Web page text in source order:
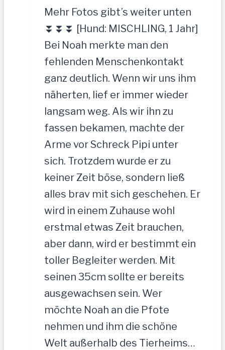
Mehr Fotos gibt’s weiter unten
⏬⏬⏬ [Hund: MISCHLING, 1 Jahr]
Bei Noah merkte man den
fehlenden Menschenkontakt
ganz deutlich. Wenn wir uns ihm
näherten, lief er immer wieder
langsam weg. Als wir ihn zu
fassen bekamen, machte der
Arme vor Schreck Pipi unter
sich. Trotzdem wurde er zu
keiner Zeit böse, sondern ließ
alles brav mit sich geschehen. Er
wird in einem Zuhause wohl
erstmal etwas Zeit brauchen,
aber dann, wird er bestimmt ein
toller Begleiter werden. Mit
seinen 35cm sollte er bereits
ausgewachsen sein. Wer
möchte Noah an die Pfote
nehmen und ihm die schöne
Welt außerhalb des Tierheims…